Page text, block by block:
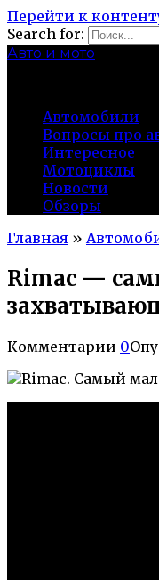
Перейти к
Search for:
Авто и мото
Автомобили
Вопросы про
Интересное
Мотоциклы
Новости
Обзоры
Главная »
Rimac —
Комментарии 0